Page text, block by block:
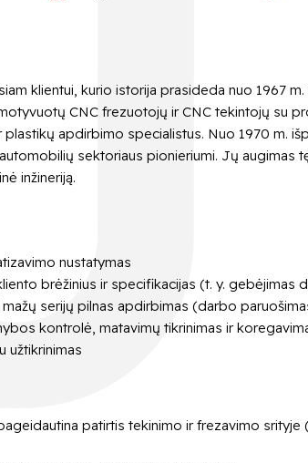
klientui, kurio istorija prasideda nuo 1967
CNC frezuotojų ir CNC tekintojų su
plastikų apdirbimo specialistus. Nuo 1970 m.
sektoriaus pionieriumi. Jų augimas
inžineriją.
nustatymas
brėžinius ir specifikacijas (t. y. gebėjimas
serijų pilnas apdirbimas (darbo
kontrolė, matavimų tikrinimas ir
užtikrinimas
patirtis tekinimo ir frezavimo srityje